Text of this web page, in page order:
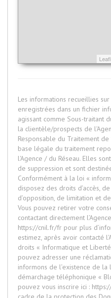
Les informations recueillies
enregistrées dans un fichier
agissant comme Sous-traitant
la clientèle/prospects de
Responsable du Traitement
base légale du traitement
l'Agence / du Réseau. Elles
de suppression et sont
Conformément à la loi «
disposez des droits d’accès,
d’opposition, de limitation et
Vous pouvez retirer votre
contactant directement
https://cnil.fr/fr pour plus
estimez, après avoir contacté
droits « Informatique et
pouvez adresser une
informons de l’existence de la
démarchage téléphonique «
pouvez vous inscrire ici :